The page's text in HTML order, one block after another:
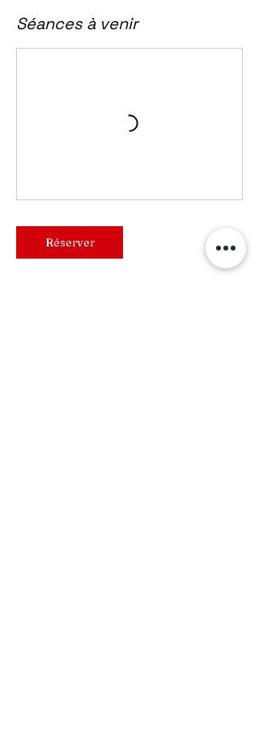
Séances à venir
Réserver